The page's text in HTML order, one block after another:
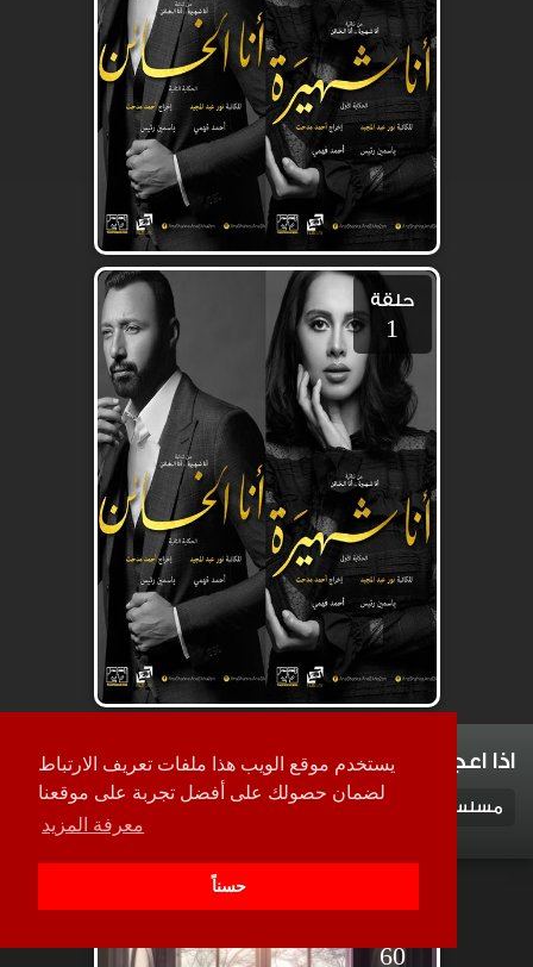
يستخدم موقع الويب هذا ملفات تعريف الارتباط
لضمان حصولك على أفضل تجربة على موقعنا
معرفة المزيد
حسناً
حلقة
1
اذا اعجبك العمل نرشح لك
مسلسلات عربية مسلسلات عربية 2017
60